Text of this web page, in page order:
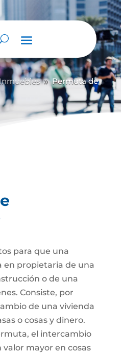
9 Permuta de
para que una
en propietaria de una
o de una
Consiste, por
de una vivienda
o cosas y dinero.
el intercambio
mayor en cosas